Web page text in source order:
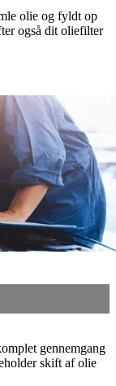
olie og fyldt op
også dit oliefilter
gennemgang
skift af olie